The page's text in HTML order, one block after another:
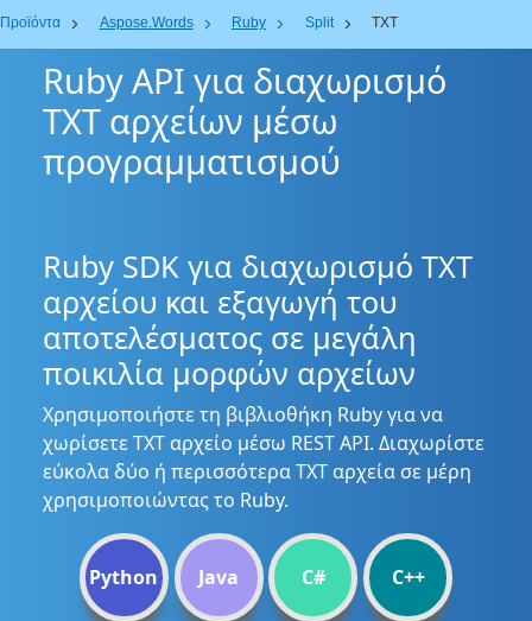
Προϊόντα Aspose.Words Ruby Split TXT
Ruby API για διαχωρισμό
TXT αρχείων μέσω
προγραμματισμού
Ruby SDK για διαχωρισμό TXT
αρχείου και εξαγωγή του
αποτελέσματος σε μεγάλη
ποικιλία μορφών αρχείων
Χρησιμοποιήστε τη βιβλιοθήκη Ruby για να
χωρίσετε TXT αρχείο μέσω REST API. Διαχωρίστε
εύκολα δύο ή περισσότερα TXT αρχεία σε μέρη
χρησιμοποιώντας το Ruby.
Python Java C# C++